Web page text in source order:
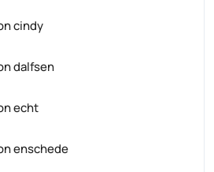
cindy
dalfsen
echt
enschede